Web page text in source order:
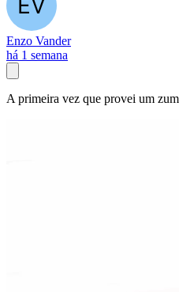
Enzo Vander
há 1 semana
A primeira vez que provei um